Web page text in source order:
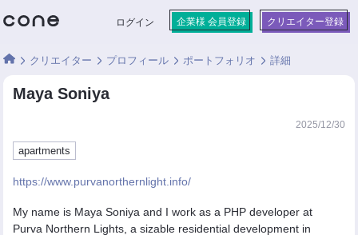
ログイン 企業様 会員登録 クリエイター登録
クリエイター プロフィール ポートフォリオ 詳細
Maya Soniya
2025/12/30
apartments
https://www.purvanorthernlight.info/
My name is Maya Soniya and I work as a PHP developer at
Purva Northern Lights, a sizable residential development in